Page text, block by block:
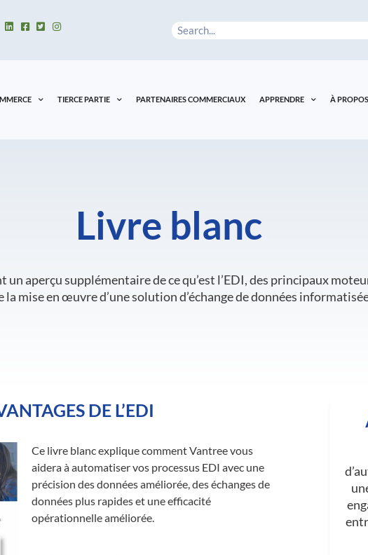
Rechercher
TIERCE PARTIE PARTENAIRES COMMERCIAUX APPRENDRE À PROPOS
Livre blanc
aperçu supplémentaire de ce qu’est l’EDI, des principaux
la mise en œuvre d’une solution d’échange de données
DE L’EDI
Ce livre blanc explique comment Vantree vous
aidera à automatiser vos processus EDI avec une
précision des données améliorée, des échanges de
données plus rapides et une efficacité
opérationnelle améliorée.